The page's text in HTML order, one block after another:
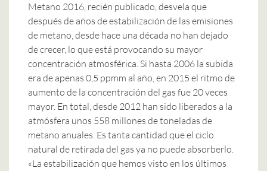
Metano 2016, recién publicado, desvela que
después de años de estabilización de las emisiones
de metano, desde hace una década no han dejado
de crecer, lo que está provocando su mayor
concentración atmosférica. Si hasta 2006 la subida
era de apenas 0,5 ppmm al año, en 2015 el ritmo de
aumento de la concentración del gas fue 20 veces
mayor. En total, desde 2012 han sido liberados a la
atmósfera unos 558 millones de toneladas de
metano anuales. Es tanta cantidad que el ciclo
natural de retirada del gas ya no puede absorberlo.
«La estabilización que hemos visto en los últimos